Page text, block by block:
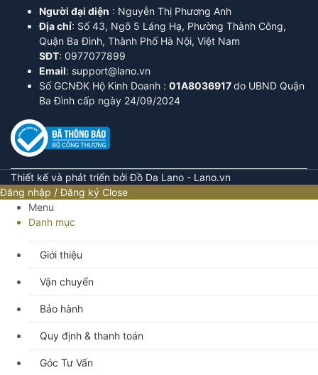
Người đại diện : Nguyễn Thị Phương Anh
Địa chỉ: Số 43, Ngõ 5 Láng Hạ, Phường Thành Công,
Quận Ba Đình, Thành Phố Hà Nội, Việt Nam
SĐT: 0977077899
Email: support@lano.vn
Số GCNĐK Hộ Kinh Doanh : 01A8036917do UBND Quận
Ba Đình cấp ngày 24/09/2024
Thiết kế và phát triển bởi Đồ Da Lano - Lano.vn
Đăng nhập / Đăng ký Close
Menu
Danh mục
Giới thiệu
Vận chuyển
Bảo hành
Quy định & thanh toán
Góc Tư Vấn